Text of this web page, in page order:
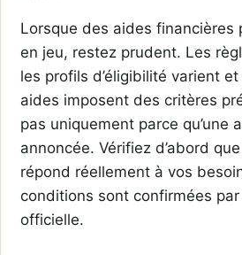
Lorsque des aides financières
en jeu, restez prudent. Les
les profils d’éligibilité varient
aides imposent des critères
pas uniquement parce qu’une
annoncée. Vérifiez d’abord
répond réellement à vos
conditions sont confirmées
officielle.